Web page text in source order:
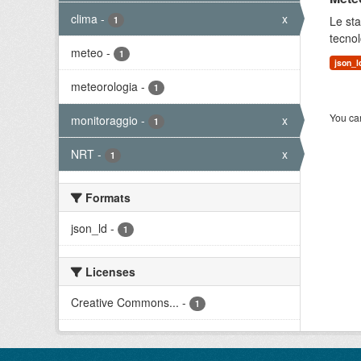
clima - 1 x
meteo - 1
meteorologia - 1
monitoraggio - 1 x
NRT - 1 x
Formats
json_ld - 1
Licenses
Creative Commons... - 1
Le
You